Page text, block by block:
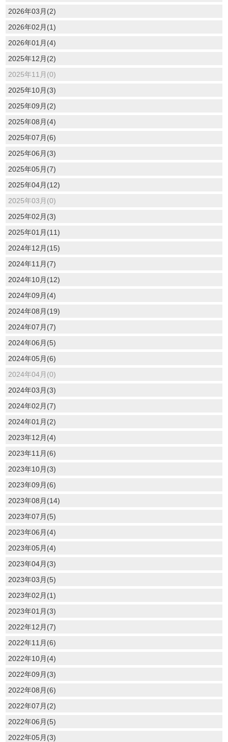
2026年03月(2)
2026年02月(1)
2026年01月(4)
2025年12月(2)
2025年11月(0)
2025年10月(3)
2025年09月(2)
2025年08月(4)
2025年07月(6)
2025年06月(3)
2025年05月(7)
2025年04月(12)
2025年03月(0)
2025年02月(3)
2025年01月(11)
2024年12月(15)
2024年11月(7)
2024年10月(12)
2024年09月(4)
2024年08月(19)
2024年07月(7)
2024年06月(5)
2024年05月(6)
2024年04月(0)
2024年03月(3)
2024年02月(7)
2024年01月(2)
2023年12月(4)
2023年11月(6)
2023年10月(3)
2023年09月(6)
2023年08月(14)
2023年07月(5)
2023年06月(4)
2023年05月(4)
2023年04月(3)
2023年03月(5)
2023年02月(1)
2023年01月(3)
2022年12月(7)
2022年11月(6)
2022年10月(4)
2022年09月(3)
2022年08月(6)
2022年07月(2)
2022年06月(5)
2022年05月(3)